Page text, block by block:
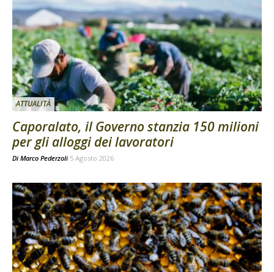
ATTUALITÀ
Caporalato, il Governo stanzia 150 milioni
per gli alloggi dei lavoratori
Di Marco Pederzoli 5 Agosto 2026